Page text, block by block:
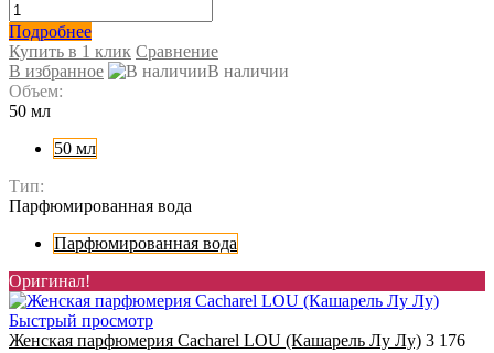
Подробнее
Купить в 1 клик Сравнение
В избранное
В наличии
Объем:
50 мл
50 мл
Тип:
Парфюмированная вода
Парфюмированная вода
Оригинал!
Быстрый просмотр
Женская парфюмерия Cacharel LOU (Кашарель Лу Лу) 3 176